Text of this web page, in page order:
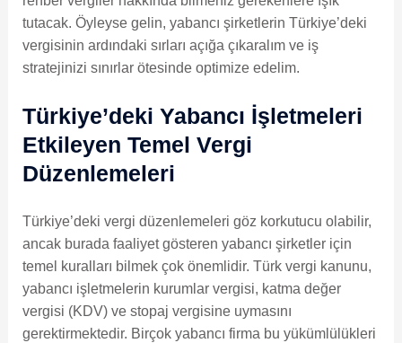
tutacak. Öyleyse gelin, yabancı şirketlerin Türkiye’deki
vergisinin ardındaki sırları açığa çıkaralım ve iş
stratejinizi sınırlar ötesinde optimize edelim.
Türkiye’deki Yabancı İşletmeleri
Etkileyen Temel Vergi
Düzenlemeleri
Türkiye’deki vergi düzenlemeleri göz korkutucu olabilir,
ancak burada faaliyet gösteren yabancı şirketler için
temel kuralları bilmek çok önemlidir. Türk vergi kanunu,
yabancı işletmelerin kurumlar vergisi, katma değer
vergisi (KDV) ve stopaj vergisine uymasını
gerektirmektedir. Birçok yabancı firma bu yükümlülükleri